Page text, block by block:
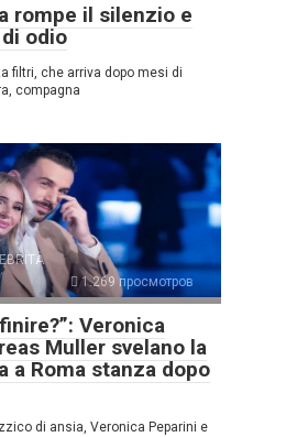
rompe il silenzio e
odio
filtri, che arriva dopo mesi di
compagna
1.269 просмотров
Veronica
Muller svelano la
a Roma stanza dopo
di ansia, Veronica Peparini e